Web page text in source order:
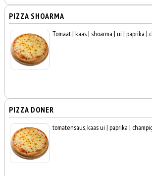
PIZZA SHOARMA
Tomaat | kaas | shoarma | ui | paprika |
PIZZA DONER
tomatensaus, kaas ui | paprika |